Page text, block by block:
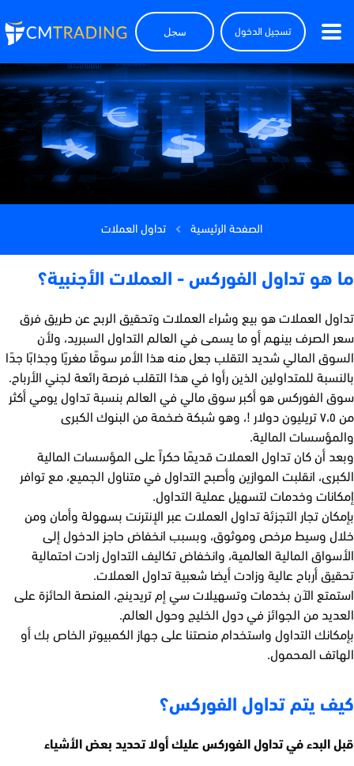
تسجيل الدخول سجل
الصفحة الرئيسية تداول العملات
ما هو تداول الفوركس - العملات الأجنبية؟
تداول العملات هو بيع وشراء العملات وتحقيق الربح عن طريق فرق
سعر الصرف بينهم أو ما يسمى في العالم التداول السبريد، ولأن
السوق المالي شديد التقلب جعل منه هذا الأمر سوقًا مغريًا وجذابًا جدًا
بالنسبة للمتداولين الذين رأوا في هذا التقلب فرصة رائعة لجني الأرباح.
سوق الفوركس هو أكبر سوق مالي في العالم بنسبة تداول يومي أكثر
من ٧،٥ تريليون دولار !، وهو شبكة ضخمة من البنوك الكبرى
والمؤسسات المالية.
وبعد أن كان تداول العملات قديمًا حكراً على المؤسسات المالية
الكبرى، انقلبت الموازين وأصبح التداول في متناول الجميع، مع توافر
إمكانات وخدمات لتسهيل عملية التداول.
بإمكان تجار التجزئة تداول العملات عبر الإنترنت بسهولة وأمان ومن
خلال وسيط مرخص وموثوق، وبسبب انخفاض حاجز الدخول إلى
الأسواق المالية العالمية، وانخفاض تكاليف التداول زادت احتمالية
تحقيق أرباح عالية وزادت أيضا شعبية تداول العملات.
استمتع الآن بخدمات وتسهيلات سي إم تريدينج، المنصة الحائزة على
العديد من الجوائز في دول الخليج وحول العالم.
بإمكانك التداول واستخدام منصتنا على جهاز الكمبيوتر الخاص بك أو
الهاتف المحمول.
كيف يتم تداول الفوركس؟
قبل البدء في تداول الفوركس عليك أولا تحديد بعض الأشياء